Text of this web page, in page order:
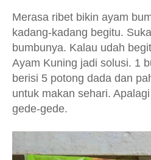
Merasa ribet bikin ayam
kadang-kadang begitu.
bumbunya. Kalau udah
Ayam Kuning jadi solusi. 1
berisi 5 potong dada dan
untuk makan sehari.
gede-gede.